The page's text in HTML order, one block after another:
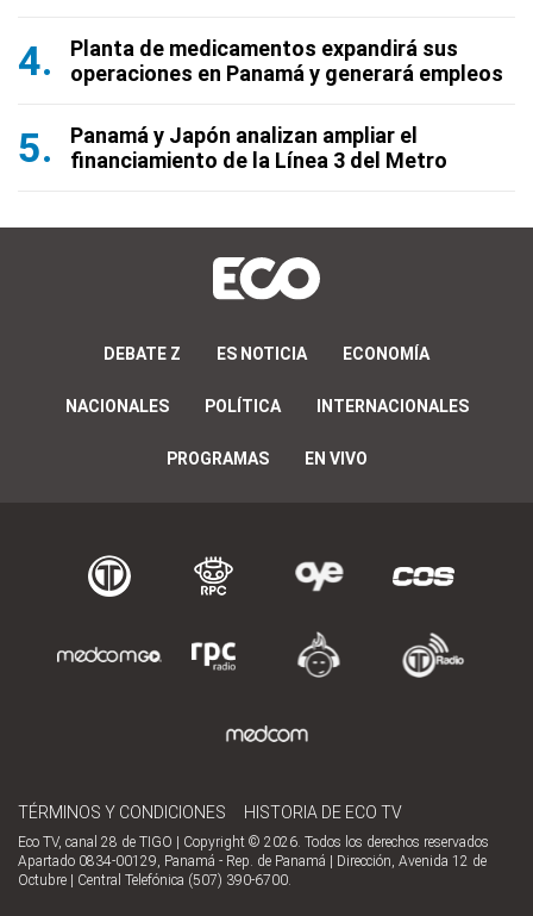
Planta de medicamentos expandirá sus
operaciones en Panamá y generará empleos
Panamá y Japón analizan ampliar el
financiamiento de la Línea 3 del Metro
DEBATE Z ES NOTICIA ECONOMÍA
NACIONALES POLÍTICA INTERNACIONALES
PROGRAMAS EN VIVO
TÉRMINOS Y CONDICIONES HISTORIA DE ECO TV
Eco TV, canal 28 de TIGO | Copyright © 2026. Todos los derechos reservados
Apartado 0834-00129, Panamá - Rep. de Panamá | Dirección, Avenida 12 de
Octubre | Central Telefónica (507) 390-6700.